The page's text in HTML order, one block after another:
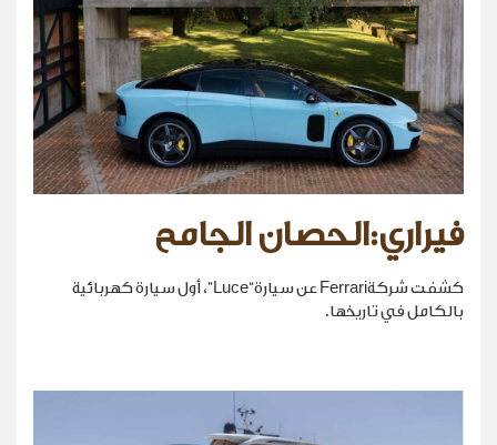
فيراري:الحصان الجامح
كشفت شركةFerrari عن سيارة“Luce”، أول سيارة كهربائية
بالكامل في تاريخها.